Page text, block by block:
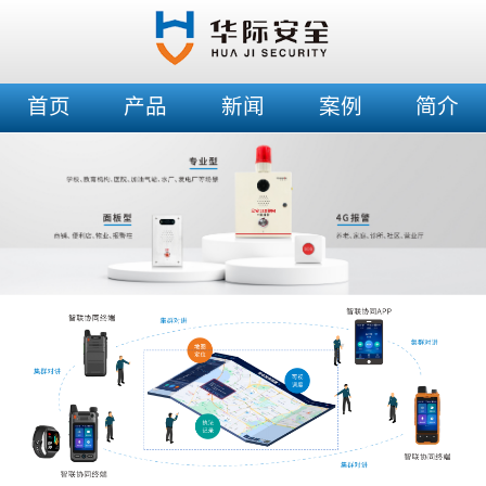
首页 产品 新闻 案例 简介